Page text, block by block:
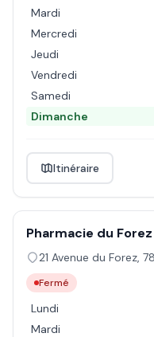
Mardi
Mercredi
Jeudi
Vendredi
Samedi
Dimanche
Itinéraire
Pharmacie du Forez
21 Avenue du Forez,
Fermé
Lundi
Mardi